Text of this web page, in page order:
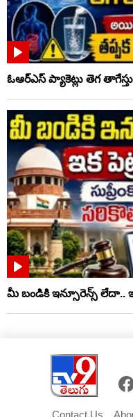
ఓఆర్‌ఎస్‌ ప్యాకెట్లు తెగ
మీ బండికి ఇన్సూరెన్స్ లేదా..